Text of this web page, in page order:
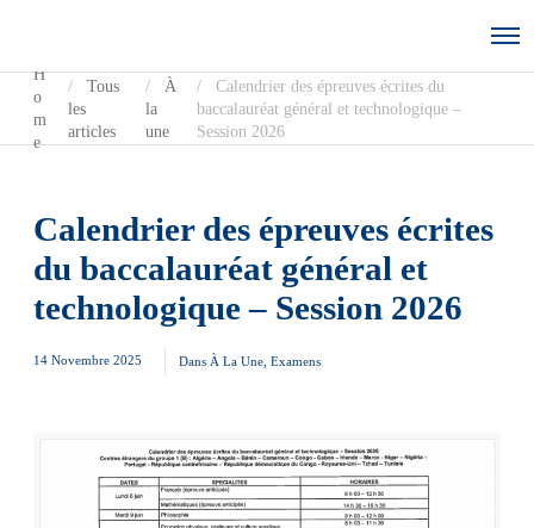
H
o
m
e
Tous
les
articles
À
la
une
Calendrier des épreuves écrites du
baccalauréat général et technologique –
Session 2026
Calendrier des épreuves écrites
du baccalauréat général et
technologique – Session 2026
14 Novembre 2025 Dans À La Une Examens